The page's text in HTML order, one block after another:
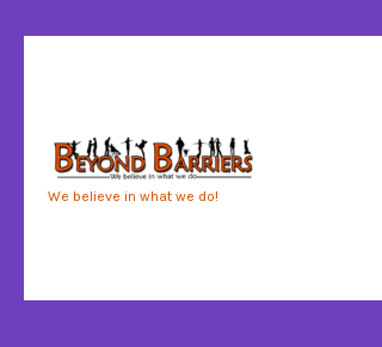
We believe in what we do!